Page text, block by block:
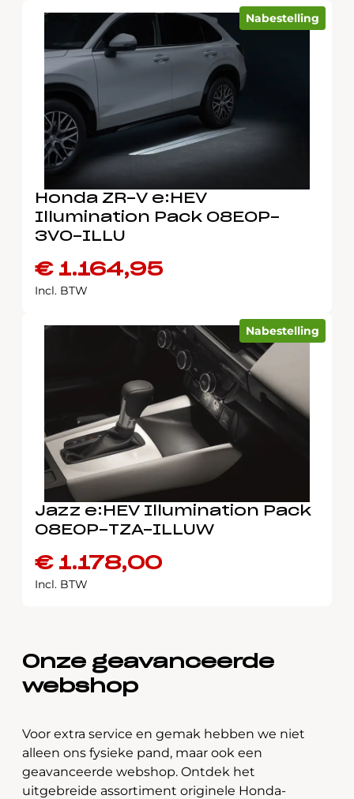
Nabestelling
Honda ZR-V e:HEV
Illumination Pack 08E0P-
3V0-ILLU
€1.164,95
Incl. BTW
Nabestelling
Jazz e:HEV Illumination Pack
08E0P-TZA-ILLUW
€1.178,00
Incl. BTW
Onze geavanceerde
webshop
Voor extra service en gemak hebben we niet
alleen ons fysieke pand, maar ook een
geavanceerde webshop. Ontdek het
uitgebreide assortiment originele Honda-